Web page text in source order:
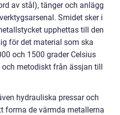
av stål), tänger och anlägg
Smidet sker i
upphettas till den
för det material som ska
och 1500 grader Celsius
metodiskt från ässjan till
hydrauliska pressar och
forma de värmda metallerna